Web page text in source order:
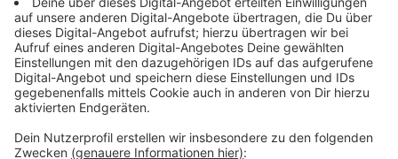
Berufsverkehr stundenweise Schnellbusse fahren.
Auch in Bielefeld ist eine Busspur ein Thema. Aachen
plant bis Anfang kommenden Jahres eine extra Spur
für Fahrräder und Busse. Im Stadtzentrum soll
außerdem bald nur noch Tempo 30 erlaubt sein.